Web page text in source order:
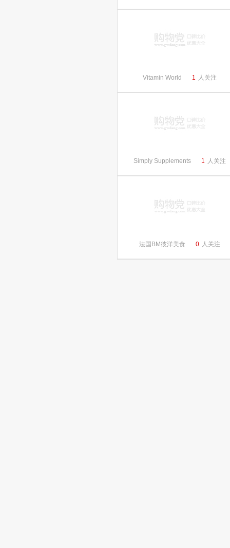
Vitamin World 1 人关注
Simply Supplements 1 人关注
法国BM彼洋美食 0 人关注